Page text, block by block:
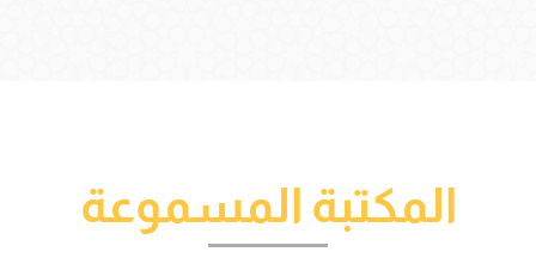
المكتبة المسموعة